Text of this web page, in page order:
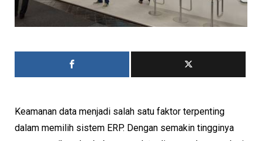
Keamanan data menjadi salah satu faktor terpenting
dalam memilih sistem ERP. Dengan semakin tingginya